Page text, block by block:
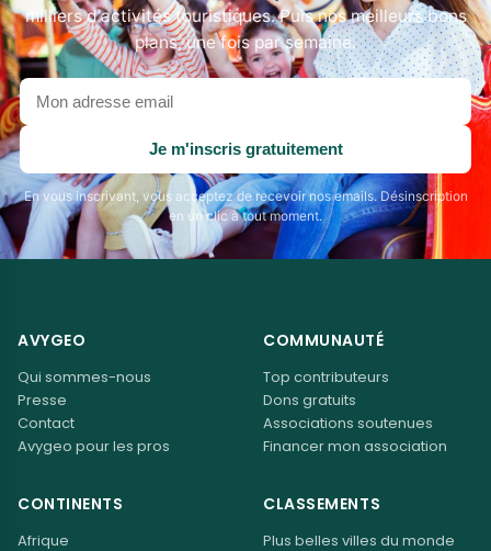
milliers d'activités touristiques. Puis nos meilleurs bons
plans, une fois par semaine.
Votre
adresse
email
Je m'inscris gratuitement
En vous inscrivant, vous acceptez de recevoir nos emails. Désinscription
en un clic à tout moment.
AVYGEO
Qui sommes-nous
Presse
Contact
Avygeo pour les pros
COMMUNAUTÉ
Top contributeurs
Dons gratuits
Associations soutenues
Financer mon association
CONTINENTS
Afrique
CLASSEMENTS
Plus belles villes du monde